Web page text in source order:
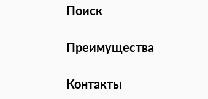
Поиск
Преимущества
Контакты